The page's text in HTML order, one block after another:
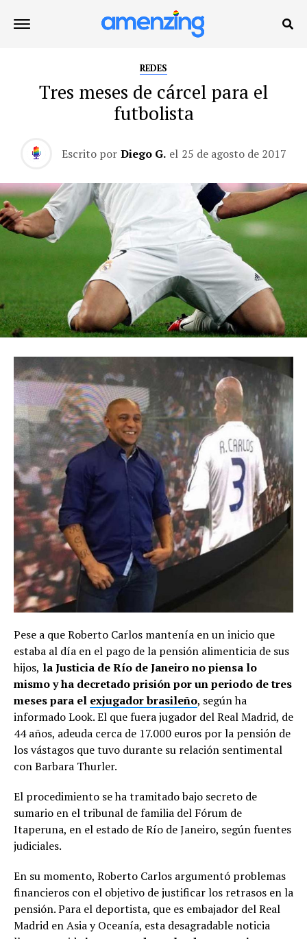
REDES
Tres meses de cárcel para el
futbolista
Escrito por Diego G. el 25 de agosto de 2017
Pese a que Roberto Carlos mantenía en un inicio que
estaba al día en el pago de la pensión alimenticia de sus
hijos, la Justicia de Río de Janeiro no piensa lo
mismo y ha decretado prisión por un periodo de tres
meses para el exjugador brasileño, según ha
informado Look. El que fuera jugador del Real Madrid, de
44 años, adeuda cerca de 17.000 euros por la pensión de
los vástagos que tuvo durante su relación sentimental
con Barbara Thurler.
El procedimiento se ha tramitado bajo secreto de
sumario en el tribunal de familia del Fórum de
Itaperuna, en el estado de Río de Janeiro, según fuentes
judiciales.
En su momento, Roberto Carlos argumentó problemas
financieros con el objetivo de justificar los retrasos en la
pensión. Para el deportista, que es embajador del Real
Madrid en Asia y Oceanía, esta desagradable noticia